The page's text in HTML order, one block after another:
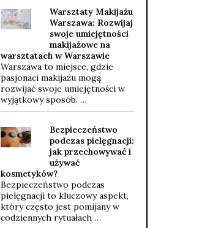
Warsztaty Makijażu
Warszawa: Rozwijaj
swoje umiejętności
makijażowe na
warsztatach w Warszawie
Warszawa to miejsce, gdzie
pasjonaci makijażu mogą
rozwijać swoje umiejętności w
wyjątkowy sposób. …
Bezpieczeństwo
podczas pielęgnacji:
jak przechowywać i
używać
kosmetyków?
Bezpieczeństwo podczas
pielęgnacji to kluczowy aspekt,
który często jest pomijany w
codziennych rytuałach …